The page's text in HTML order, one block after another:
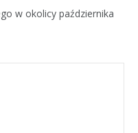
w okolicy października